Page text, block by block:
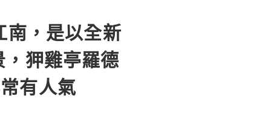
，是以全新
狎雞亭羅德
有人氣